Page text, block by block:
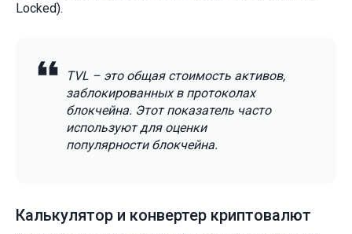
Locked).
TVL – это общая стоимость активов,
заблокированных в протоколах
блокчейна. Этот показатель часто
используют для оценки
популярности блокчейна.
Калькулятор и конвертер криптовалют